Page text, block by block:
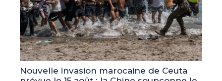
Nouvelle invasion marocaine de Ceuta